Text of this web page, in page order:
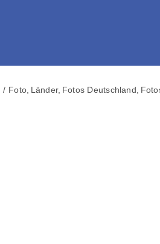
Foto Länder Fotos Deutschland